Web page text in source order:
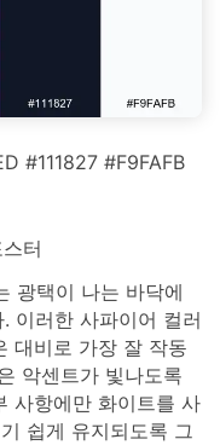
#111827 #F9FAFB
터
광택이 나는 바닥에
이러한 사파이어 컬러
대비로 가장 잘 작동
악센트가 빛나도록
사항에만 화이트를 사
쉽게 유지되도록 그